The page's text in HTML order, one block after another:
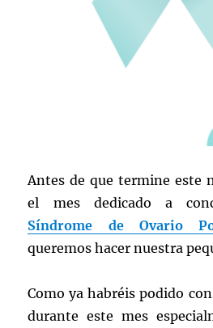
Antes de que termine este
el mes dedicado a
Síndrome de Ovario
queremos hacer nuestra
Como ya habréis podido
durante este mes